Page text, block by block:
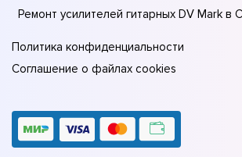
Ремонт усилителей гитарных DV Mark в
Политика конфиденциальности
Соглашение о файлах cookies